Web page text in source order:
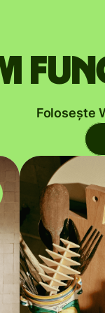
Folosește